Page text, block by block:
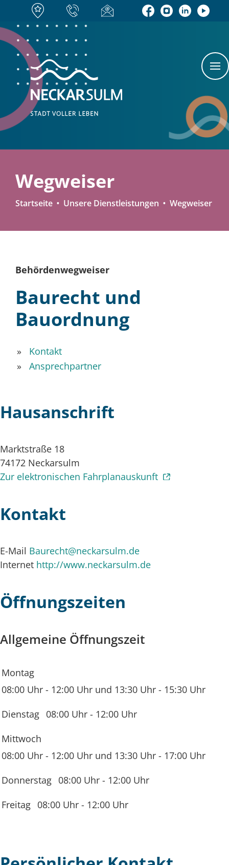
Wegweiser
Startseite Unsere Dienstleistungen Wegweiser
Behördenwegweiser
Baurecht und
Bauordnung
Kontakt
Ansprechpartner
Hausanschrift
Marktstraße 18
74172 Neckarsulm
Zur elektronischen Fahrplanauskunft
Kontakt
E-Mail Baurecht@neckarsulm.de
Internet http://www.neckarsulm.de
Öffnungszeiten
Allgemeine Öffnungszeit
Montag
08:00 Uhr - 12:00 Uhr und 13:30 Uhr - 15:30 Uhr
Dienstag 08:00 Uhr - 12:00 Uhr
Mittwoch
08:00 Uhr - 12:00 Uhr und 13:30 Uhr - 17:00 Uhr
Donnerstag 08:00 Uhr - 12:00 Uhr
Freitag 08:00 Uhr - 12:00 Uhr